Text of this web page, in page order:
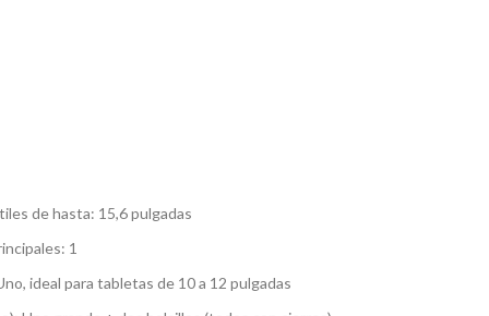
de hasta: 15,6 pulgadas
1
ideal para tabletas de 10 a 12 pulgadas